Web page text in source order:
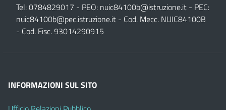
Tel: 0784829017 - PEO: nuic84100b@istruzione.it - PEC:
nuic84100b@pec.istruzione.it - Cod. Mecc. NUIC84100B
- Cod. Fisc. 93014290915
INFORMAZIONI SUL SITO